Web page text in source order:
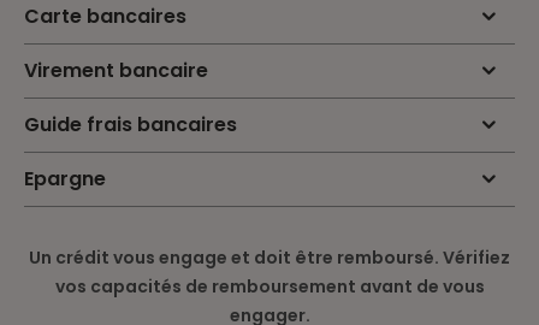
Carte bancaires
Virement bancaire
Guide frais bancaires
Epargne
Un crédit vous engage et doit être remboursé. Vérifiez
vos capacités de remboursement avant de vous
engager.